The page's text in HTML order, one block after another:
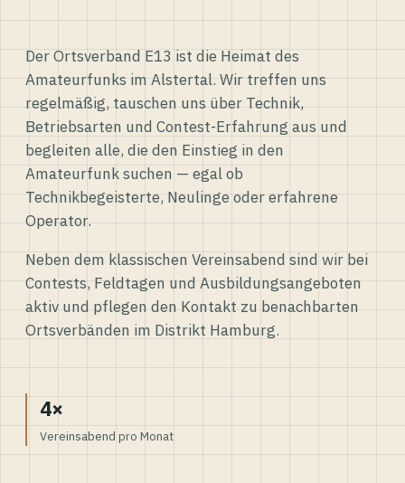
Der Ortsverband E13 ist die Heimat des
Amateurfunks im Alstertal. Wir treffen uns
regelmäßig, tauschen uns über Technik,
Betriebsarten und Contest-Erfahrung aus und
begleiten alle, die den Einstieg in den
Amateurfunk suchen — egal ob
Technikbegeisterte, Neulinge oder erfahrene
Operator.
Neben dem klassischen Vereinsabend sind wir bei
Contests, Feldtagen und Ausbildungsangeboten
aktiv und pflegen den Kontakt zu benachbarten
Ortsverbänden im Distrikt Hamburg.
4×
Vereinsabend pro Monat